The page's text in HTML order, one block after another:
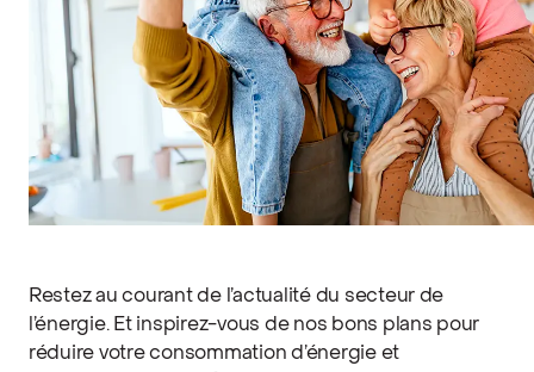
Restez au courant de l’actualité du secteur de
l’énergie. Et inspirez-vous de nos bons plans pour
réduire votre consommation d’énergie et